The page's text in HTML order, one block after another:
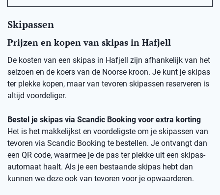
Skipassen
Prijzen en kopen van skipas in Hafjell
De kosten van een skipas in Hafjell zijn afhankelijk van het
seizoen en de koers van de Noorse kroon. Je kunt je skipas
ter plekke kopen, maar van tevoren skipassen reserveren is
altijd voordeliger.
Bestel je skipas via Scandic Booking voor extra korting
Het is het makkelijkst en voordeligste om je skipassen van
tevoren via Scandic Booking te bestellen. Je ontvangt dan
een QR code, waarmee je de pas ter plekke uit een skipas-
automaat haalt. Als je een bestaande skipas hebt dan
kunnen we deze ook van tevoren voor je opwaarderen.